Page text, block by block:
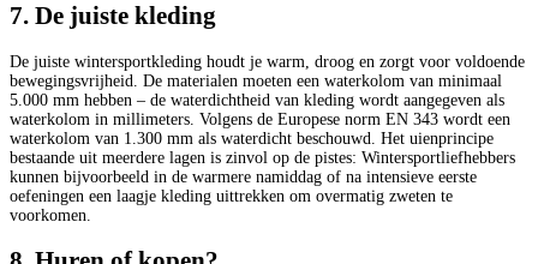
7. De juiste kleding
De juiste wintersportkleding houdt je warm, droog en zorgt voor voldoende
bewegingsvrijheid. De materialen moeten een waterkolom van minimaal
5.000 mm hebben – de waterdichtheid van kleding wordt aangegeven als
waterkolom in millimeters. Volgens de Europese norm EN 343 wordt een
waterkolom van 1.300 mm als waterdicht beschouwd. Het uienprincipe
bestaande uit meerdere lagen is zinvol op de pistes: Wintersportliefhebbers
kunnen bijvoorbeeld in de warmere namiddag of na intensieve eerste
oefeningen een laagje kleding uittrekken om overmatig zweten te
voorkomen.